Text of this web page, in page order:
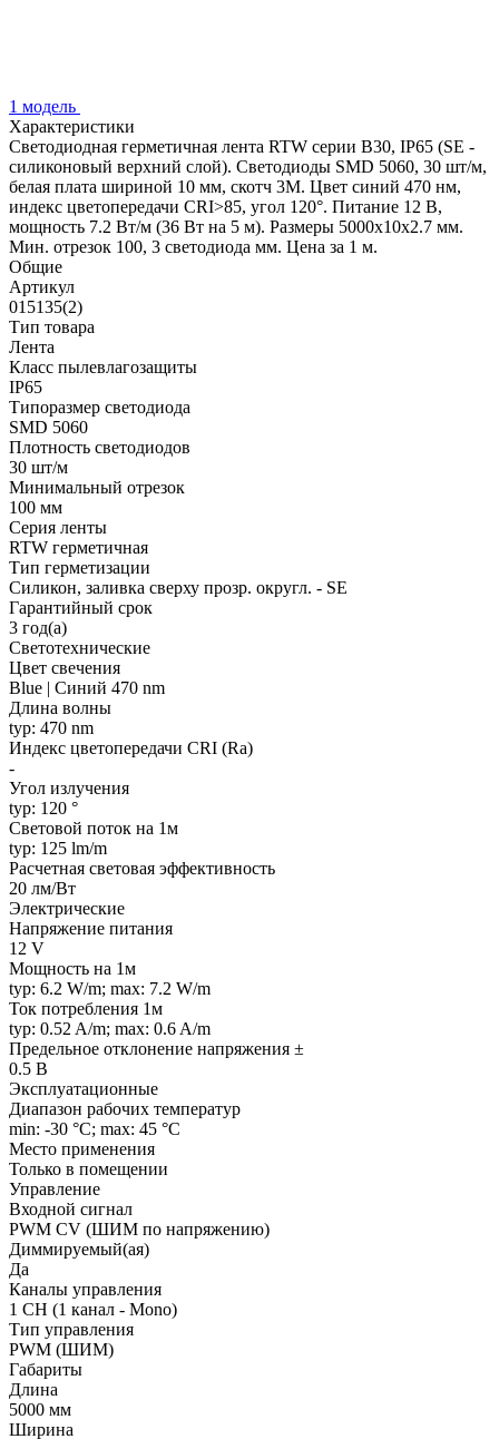
1 модель
Характеристики
Светодиодная герметичная лента RTW серии B30, IP65 (SE -
силиконовый верхний слой). Светодиоды SMD 5060, 30 шт/м,
белая плата шириной 10 мм, скотч 3M. Цвет синий 470 нм,
индекс цветопередачи CRI>85, угол 120°. Питание 12 В,
мощность 7.2 Вт/м (36 Вт на 5 м). Размеры 5000x10x2.7 мм.
Мин. отрезок 100, 3 светодиода мм. Цена за 1 м.
Общие
Артикул
015135(2)
Тип товара
Лента
Класс пылевлагозащиты
IP65
Типоразмер светодиода
SMD 5060
Плотность светодиодов
30 шт/м
Минимальный отрезок
100 мм
Серия ленты
RTW герметичная
Тип герметизации
Силикон, заливка сверху прозр. округл. - SE
Гарантийный срок
3 год(а)
Светотехнические
Цвет свечения
Blue | Синий 470 nm
Длина волны
typ: 470 nm
Индекс цветопередачи CRI (Ra)
-
Угол излучения
typ: 120 °
Световой поток на 1м
typ: 125 lm/m
Расчетная световая эффективность
20 лм/Вт
Электрические
Напряжение питания
12 V
Мощность на 1м
typ: 6.2 W/m; max: 7.2 W/m
Ток потребления 1м
typ: 0.52 A/m; max: 0.6 A/m
Предельное отклонение напряжения ±
0.5 В
Эксплуатационные
Диапазон рабочих температур
min: -30 °C; max: 45 °C
Место применения
Только в помещении
Управление
Входной сигнал
PWM СV (ШИМ по напряжению)
Диммируемый(ая)
Да
Каналы управления
1 CH (1 канал - Mono)
Тип управления
PWM (ШИМ)
Габариты
Длина
5000 мм
Ширина